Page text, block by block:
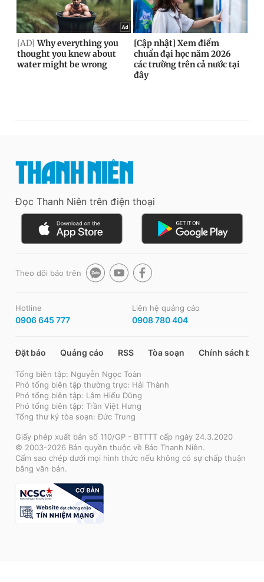
Đọc Thanh Niên trên điện thoại
Theo dõi báo trên
Hotline
0906 645 777
Liên hệ quảng cáo
0908 780 404
Đặt báo Quảng cáo RSS Tòa soạn Chính sách bảo
Tổng biên tập: Nguyễn Ngọc Toàn
Phó tổng biên tập thường trực: Hải Thành
Phó tổng biên tập: Lâm Hiếu Dũng
Phó tổng biên tập: Trần Việt Hưng
Tổng thư ký tòa soạn: Đức Trung
Giấy phép xuất bản số 110/GP - BTTTT cấp ngày 24.3.2020
© 2003-2026 Bản quyền thuộc về Báo Thanh Niên.
Cấm sao chép dưới mọi hình thức nếu không có sự chấp thuận
bằng văn bản.